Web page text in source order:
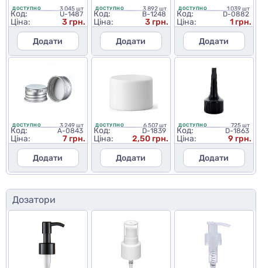
ДОСТУПНО 3 045 шт
Код: U-1487
Ціна:
3 грн.
Додати
ДОСТУПНО 3 892 шт
Код: B-1248
Ціна:
3 грн.
Додати
ДОСТУПНО 1 039 шт
Код: D-0882
Ціна:
1 грн.
Додати
ДОСТУПНО 3 249 шт
Код: A-0843
Ціна:
7 грн.
Додати
ДОСТУПНО 6 507 шт
Код: D-1839
Ціна:
2,50 грн.
Додати
ДОСТУПНО 725 шт
Код: D-1863
Ціна:
9 грн.
Додати
Дозатори